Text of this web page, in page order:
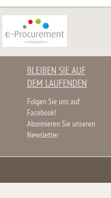
BLEIBEN SIE AUF
DEM LAUFENDEN
Folgen Sie uns auf
Facebook!
Abonnieren Sie unseren
Newsletter